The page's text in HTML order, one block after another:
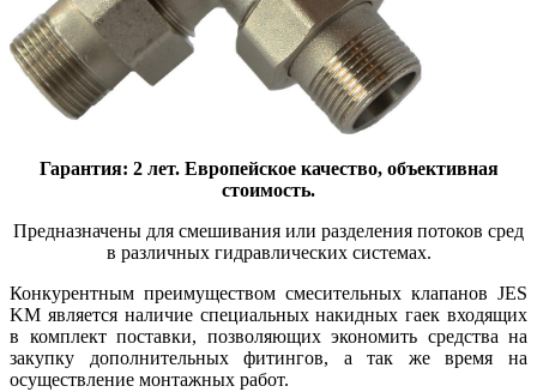
Гарантия: 2 лет. Европейское качество, объективная
стоимость.
Предназначены для смешивания или разделения потоков сред
в различных гидравлических системах.
Конкурентным преимуществом смесительных клапанов JES
KM является наличие специальных накидных гаек входящих
в комплект поставки, позволяющих экономить средства на
закупку дополнительных фитингов, а так же время на
осуществление монтажных работ.